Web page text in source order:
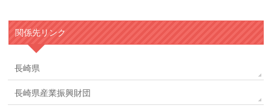
関係先リンク
長崎県
長崎県産業振興財団